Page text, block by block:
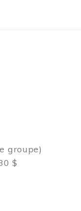
groupe)
$